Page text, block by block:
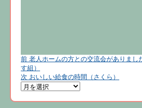
投
稿
前 前
の
投
稿:
老人ホームの方との交流会がありまし
す組）
次 次
の
稿:
おいしい給食の時間（さくら）